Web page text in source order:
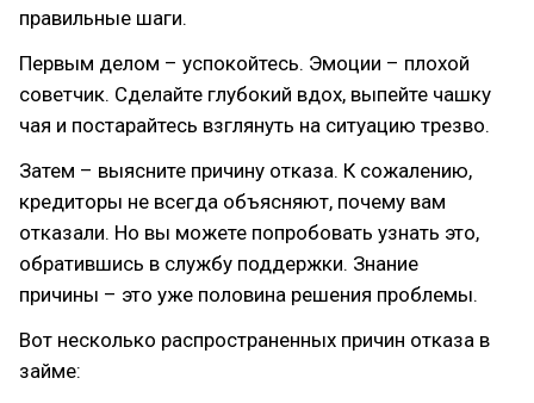
правильные шаги.
Первым делом – успокойтесь. Эмоции – плохой
советчик. Сделайте глубокий вдох, выпейте чашку
чая и постарайтесь взглянуть на ситуацию трезво.
Затем – выясните причину отказа. К сожалению,
кредиторы не всегда объясняют, почему вам
отказали. Но вы можете попробовать узнать это,
обратившись в службу поддержки. Знание
причины – это уже половина решения проблемы.
Вот несколько распространенных причин отказа в
займе: